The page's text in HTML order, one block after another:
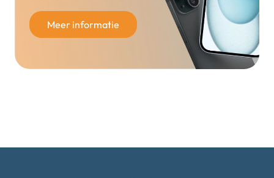
Meer informatie